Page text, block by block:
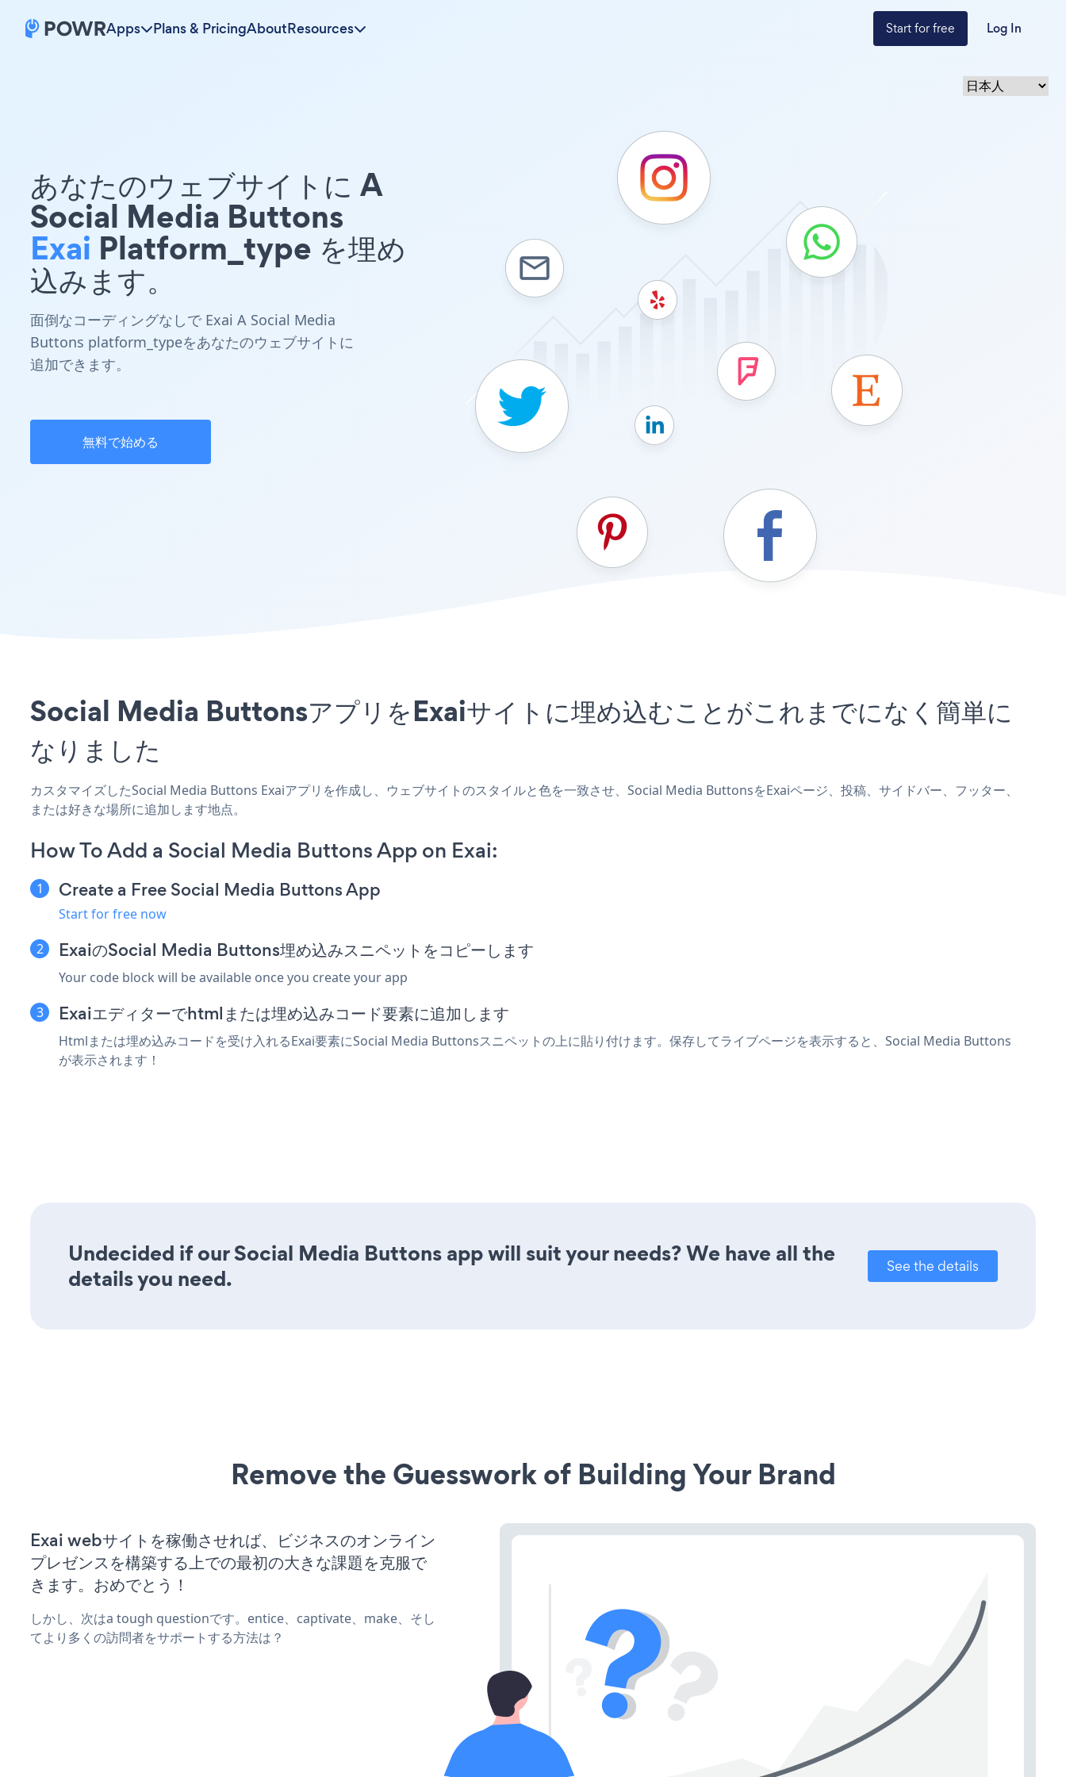
Apps Plans & PricingAboutResources Start for free Log In
あなたのウェブサイトに A
Social Media Buttons
Exai Platform_type を埋め
込みます。
面倒なコーディングなしで Exai A Social Media
Buttons platform_typeをあなたのウェブサイトに
追加できます。
無料で始める
Social Media ButtonsアプリをExaiサイトに埋め込むことがこれまでになく簡単に
なりました
カスタマイズしたSocial Media Buttons Exaiアプリを作成し、ウェブサイトのスタイルと色を一致させ、Social Media ButtonsをExaiページ、投稿、サイドバー、フッター、
または好きな場所に追加します地点。
How To Add a Social Media Buttons App on Exai:
Create a Free Social Media Buttons App
Start for free now
ExaiのSocial Media Buttons埋め込みスニペットをコピーします
Your code block will be available once you create your app
Exaiエディターでhtmlまたは埋め込みコード要素に追加します
Htmlまたは埋め込みコードを受け入れるExai要素にSocial Media Buttonsスニペットの上に貼り付けます。保存してライブページを表示すると、Social Media Buttons
が表示されます！
Undecided if our Social Media Buttons app will suit your needs? We have all the
details you need.
See the details
Remove the Guesswork of Building Your Brand
Exai webサイトを稼働させれば、ビジネスのオンライン
プレゼンスを構築する上での最初の大きな課題を克服で
きます。おめでとう！
しかし、次はa tough questionです。entice、captivate、make、そし
てより多くの訪問者をサポートする方法は？